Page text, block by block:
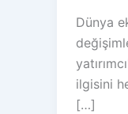
Dünya
ilgisini
[…]